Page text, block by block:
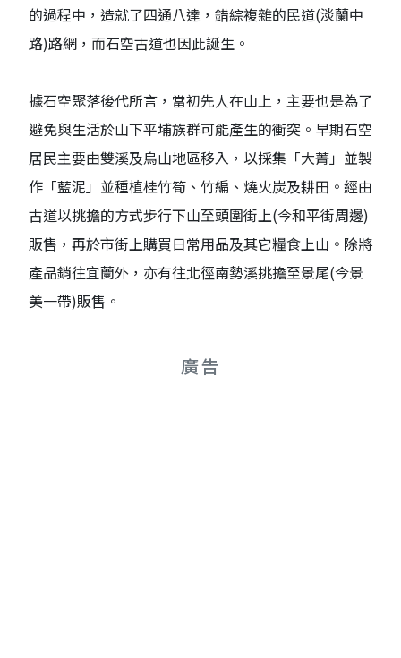
的過程中，造就了四通八達，錯綜複雜的民道(淡蘭中
路)路網，而石空古道也因此誕生。
據石空聚落後代所言，當初先人在山上，主要也是為了
避免與生活於山下平埔族群可能產生的衝突。早期石空
居民主要由雙溪及烏山地區移入，以採集「大菁」並製
作「藍泥」並種植桂竹筍、竹編、燒火炭及耕田。經由
古道以挑擔的方式步行下山至頭圍街上(今和平街周邊)
販售，再於市街上購買日常用品及其它糧食上山。除將
產品銷往宜蘭外，亦有往北徑南勢溪挑擔至景尾(今景
美一帶)販售。
廣告